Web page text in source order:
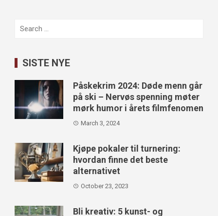
Search
SISTE NYE
Påskekrim 2024: Døde menn går
på ski – Nervøs spenning møter
mørk humor i årets filmfenomen
March 3, 2024
Kjøpe pokaler til turnering:
hvordan finne det beste
alternativet
October 23, 2023
Bli kreativ: 5 kunst- og